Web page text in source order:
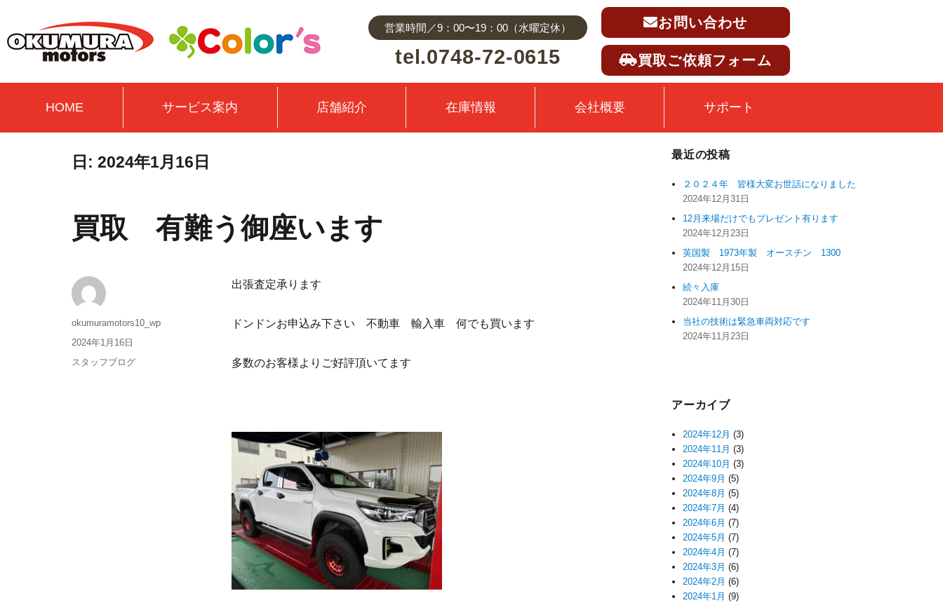
営業時間／9：00〜19：00（水曜定休）
tel.0748-72-0615
お問い合わせ
買取ご依頼フォーム
HOME サービス案内 店舗紹介 在庫情報 会社概要 サポート
日: 2024年1月16日
買取 有難う御座います
出張査定承ります
ドンドンお申込み下さい 不動車 輸入車 何でも買います
多数のお客様よりご好評頂いてます
okumuramotors10_wp
2024年1月16日
スタッフブログ
最近の投稿
２０２４年 皆様大変お世話になりました
2024年12月31日
12月来場だけでもプレゼント有ります
2024年12月23日
英国製 1973年製 オースチン 1300
2024年12月15日
続々入庫
2024年11月30日
当社の技術は緊急車両対応です
2024年11月23日
アーカイブ
2024年12月 (3)
2024年11月 (3)
2024年10月 (3)
2024年9月 (5)
2024年8月 (5)
2024年7月 (4)
2024年6月 (7)
2024年5月 (7)
2024年4月 (7)
2024年3月 (6)
2024年2月 (6)
2024年1月 (9)